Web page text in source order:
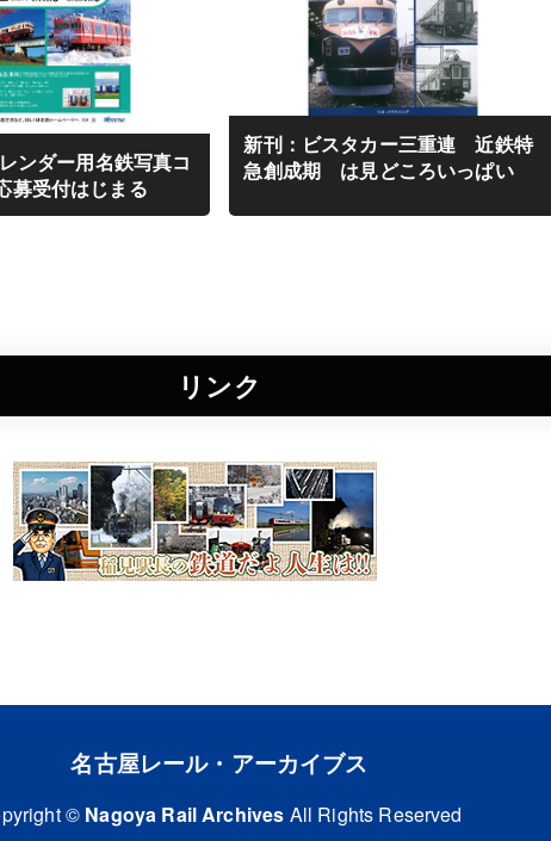
ンダー用名鉄写真コ
募受付はじまる
新刊：ビスタカー三重連 近鉄特
急創成期 は見どころいっぱい
リンク
名古屋レール・アーカイブス
© Nagoya Rail Archives All Rights Reserved